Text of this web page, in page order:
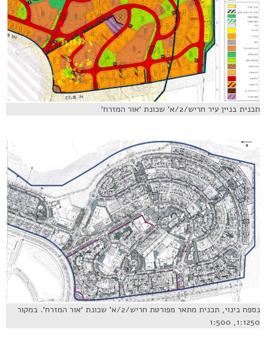
תכנית בניין עיר חריש/2/א’ שכונת ‘אור המזרח’
נספח בינוי, תכנית מתאר מפורטת חריש/2/א’ שכונת ‘אור המזרח’. במקור
1:1250, 1:500